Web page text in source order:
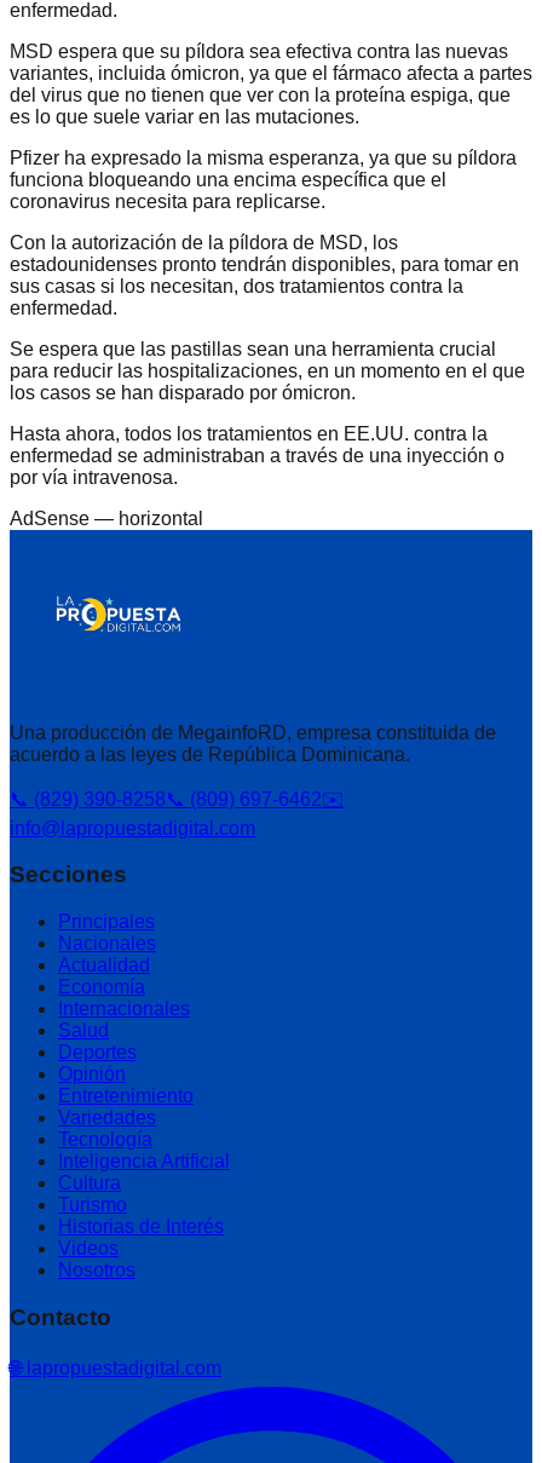
enfermedad.
MSD espera que su píldora sea efectiva contra las nuevas
variantes, incluida ómicron, ya que el fármaco afecta a partes
del virus que no tienen que ver con la proteína espiga, que
es lo que suele variar en las mutaciones.
Pfizer ha expresado la misma esperanza, ya que su píldora
funciona bloqueando una encima específica que el
coronavirus necesita para replicarse.
Con la autorización de la píldora de MSD, los
estadounidenses pronto tendrán disponibles, para tomar en
sus casas si los necesitan, dos tratamientos contra la
enfermedad.
Se espera que las pastillas sean una herramienta crucial
para reducir las hospitalizaciones, en un momento en el que
los casos se han disparado por ómicron.
Hasta ahora, todos los tratamientos en EE.UU. contra la
enfermedad se administraban a través de una inyección o
por vía intravenosa.
AdSense — horizontal
Una producción de MegainfoRD, empresa constituida de
acuerdo a las leyes de República Dominicana.
📞 (829) 390-8258📞 (809) 697-6462✉️
info@lapropuestadigital.com
Secciones
Principales
Nacionales
Actualidad
Economía
Internacionales
Salud
Deportes
Opinión
Entretenimiento
Variedades
Tecnología
Inteligencia Artificial
Cultura
Turismo
Historias de Interés
Videos
Nosotros
Contacto
🌐 lapropuestadigital.com